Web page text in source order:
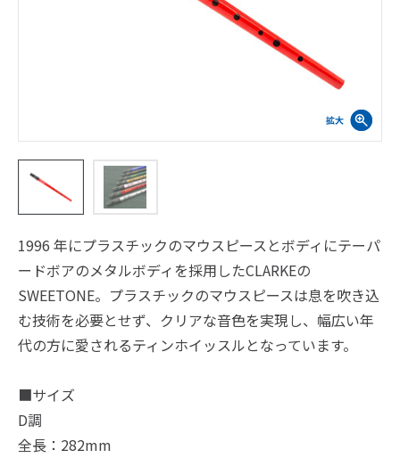
1996 年にプラスチックのマウスピースとボディにテーパ
ードボアのメタルボディを採用したCLARKEの
SWEETONE。プラスチックのマウスピースは息を吹き込
む技術を必要とせず、クリアな音色を実現し、幅広い年
代の方に愛されるティンホイッスルとなっています。
■サイズ
D調
全長：282mm